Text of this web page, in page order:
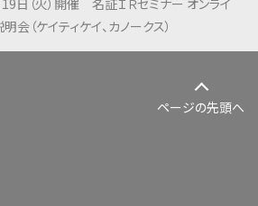
日（火）開催 名証ＩＲセミナー オンライ
（ケイティケイ、カノークス）
ページの先頭へ